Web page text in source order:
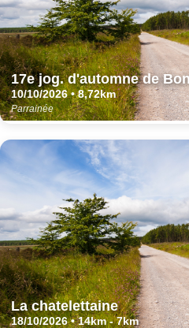
17e jog. d'automne de
10/10/2026 • 8,72km
Parrainée
La chatelettaine
18/10/2026 • 14km - 7km